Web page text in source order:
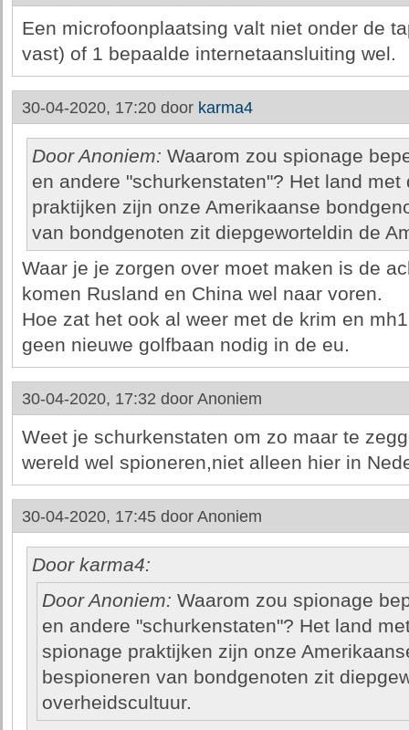
Een microfoonplaatsing valt niet onder de
vast) of 1 bepaalde internetaansluiting wel.
30-04-2020, 17:20 door karma4
Door Anoniem: Waarom zou spionage
en andere "schurkenstaten"? Het land
praktijken zijn onze Amerikaanse
van bondgenoten zit diepgeworteldin de
Waar je je zorgen over moet maken is de
komen Rusland en China wel naar voren.
Hoe zat het ook al weer met de krim en
geen nieuwe golfbaan nodig in de eu.
30-04-2020, 17:32 door Anoniem
Weet je schurkenstaten om zo maar te
wereld wel spioneren,niet alleen hier in
30-04-2020, 17:45 door Anoniem
Door karma4:
Door Anoniem: Waarom zou spionage
en andere "schurkenstaten"? Het land
spionage praktijken zijn onze
bespioneren van bondgenoten zit
overheidscultuur.